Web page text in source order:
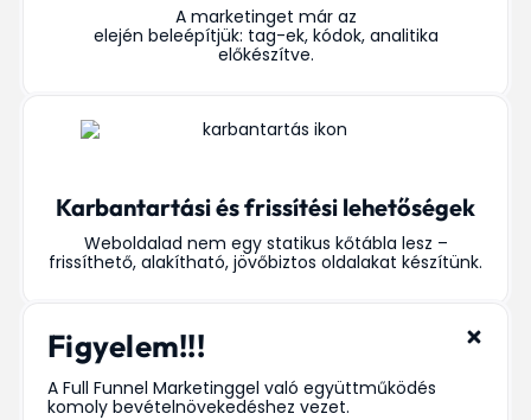
A marketinget már az
elején beleépítjük: tag-ek, kódok, analitika
előkészítve.
Karbantartási és frissítési lehetőségek
Weboldalad nem egy statikus kőtábla lesz –
frissíthető, alakítható, jövőbiztos oldalakat készítünk.
Figyelem!!!
A Full Funnel Marketinggel való együttműködés
komoly bevételnövekedéshez vezet.